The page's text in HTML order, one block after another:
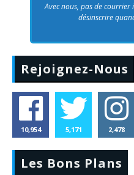
Avec nous, pas de courrier
désinscrire
Rejoignez-Nous
10,954 5,171 2,478
Les Bons Plans